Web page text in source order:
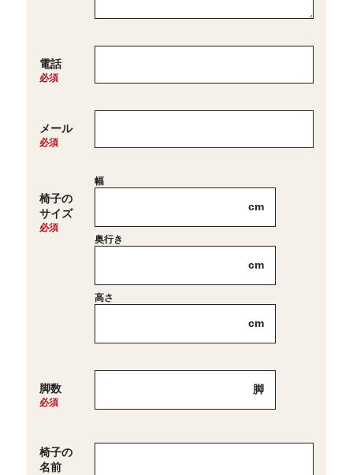
電話
メール
椅子の
サイズ
幅
cm
奥行き
cm
高さ
cm
脚数 脚
椅子の
名前